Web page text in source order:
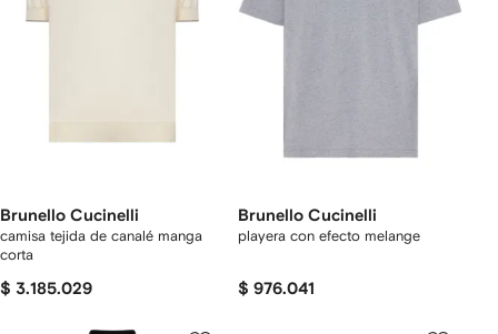
Brunello Cucinelli
camisa tejida de canalé manga
corta
$ 3.185.029
Brunello Cucinelli
playera con efecto melange
$ 976.041